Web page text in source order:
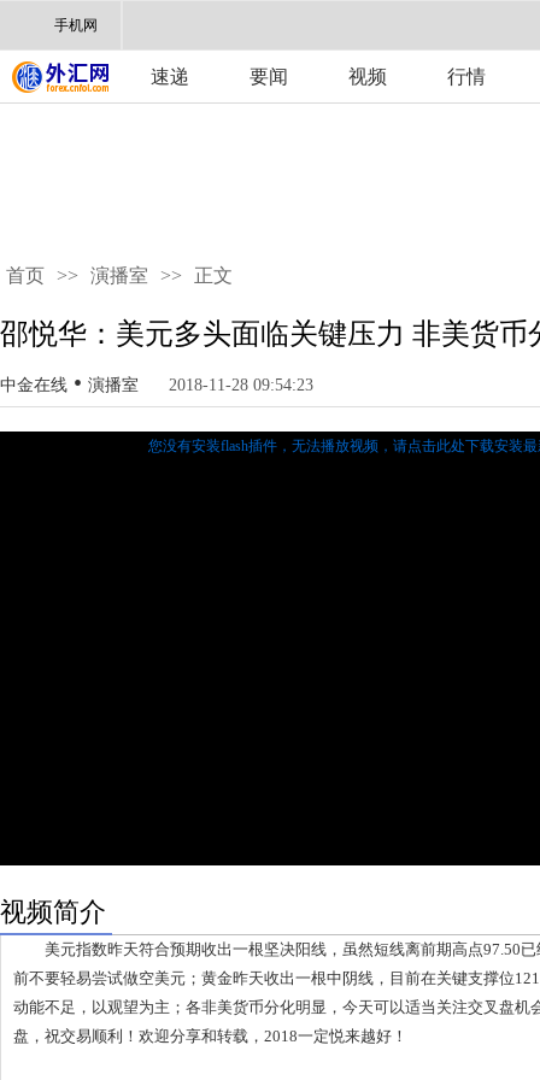
手机网
速递 要闻 视频 行情
首页 >> 演播室 >> 正文
邵悦华：美元多头面临关键压力 非美货币
中金在线 • 演播室 2018-11-28 09:54:23
您没有安装flash插件，无法播放视频， 请点击此处下载安装
视频简介
美元指数昨天符合预期收出一根坚决阳线，虽然短线离前期高点97.50已
前不要轻易尝试做空美元；黄金昨天收出一根中阴线，目前在关键支撑位
动能不足，以观望为主；各非美货币分化明显，今天可以适当关注交叉盘机
盘，祝交易顺利！欢迎分享和转载，2018一定悦来越好！